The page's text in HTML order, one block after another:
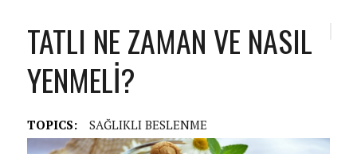
TATLI NE ZAMAN VE NASIL
YENMELİ?
TOPICS: SAĞLIKLI BESLENME